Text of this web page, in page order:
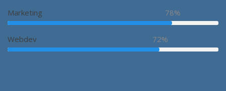
Marketing 78%
Webdev 72%